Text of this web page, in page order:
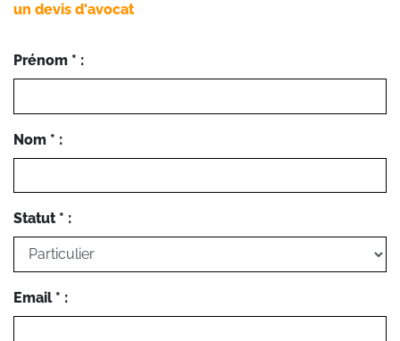
un devis d'avocat
Prénom * :
Nom * :
Statut * :
Email * :